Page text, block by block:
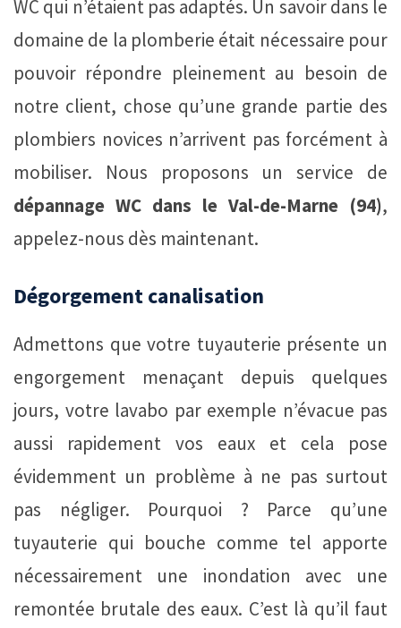
WC qui n’étaient pas adaptés. Un savoir dans le
domaine de la plomberie était nécessaire pour
pouvoir répondre pleinement au besoin de
notre client, chose qu’une grande partie des
plombiers novices n’arrivent pas forcément à
mobiliser. Nous proposons un service de
dépannage WC dans le Val-de-Marne (94),
appelez-nous dès maintenant.
Dégorgement canalisation
Admettons que votre tuyauterie présente un
engorgement menaçant depuis quelques
jours, votre lavabo par exemple n’évacue pas
aussi rapidement vos eaux et cela pose
évidemment un problème à ne pas surtout
pas négliger. Pourquoi ? Parce qu’une
tuyauterie qui bouche comme tel apporte
nécessairement une inondation avec une
remontée brutale des eaux. C’est là qu’il faut